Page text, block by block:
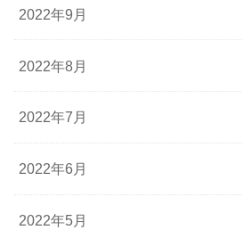
2022年9月
2022年8月
2022年7月
2022年6月
2022年5月